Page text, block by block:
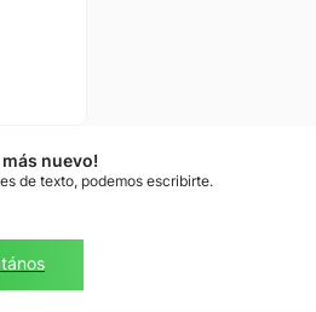
más nuevo!
de texto, podemos escribirte.